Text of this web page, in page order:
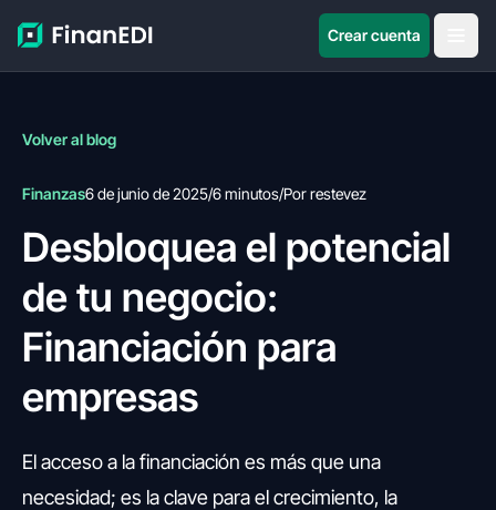
Crear cuenta
Volver al blog
Finanzas6 de junio de 2025/6 minutos/Por restevez
Desbloquea el potencial
de tu negocio:
Financiación para
empresas
El acceso a la financiación es más que una
necesidad; es la clave para el crecimiento, la